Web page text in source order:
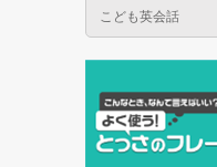
こども英会話